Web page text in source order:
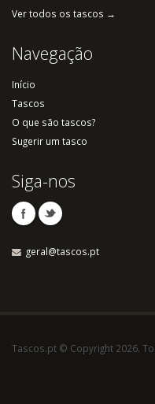
Ver todos os tascos →
Navegação
Início
Tascos
O que são tascos?
Sugerir um tasco
Siga-nos
geral@tascos.pt
Tascos.pt © Copyright 2026.